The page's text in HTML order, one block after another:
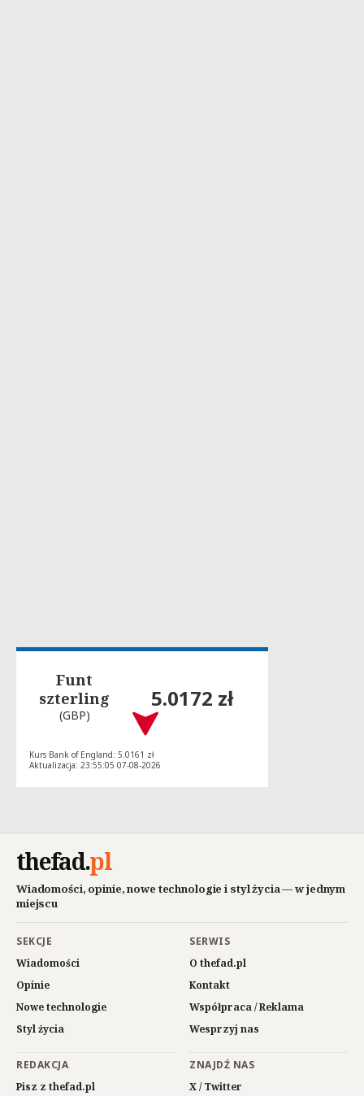
Funt
szterling
(GBP)
5.0172 zł
Kurs Bank of England: 5.0161 zł
Aktualizacja: 23:55:05 07-08-2026
thefad.pl
Wiadomości, opinie, nowe technologie i styl życia — w jednym
miejscu
SEKCJE
Wiadomości
Opinie
Nowe technologie
Styl życia
SERWIS
O thefad.pl
Kontakt
Współpraca / Reklama
Wesprzyj nas
REDAKCJA
Pisz z thefad.pl
ZNAJDŹ NAS
X / Twitter